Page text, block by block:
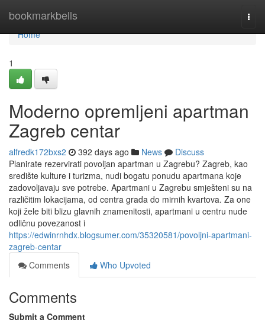
bookmarkbells
Home
Home
1
Moderno opremljeni apartman
Zagreb centar
alfredk172bxs2 392 days ago News
Discuss
Planirate rezervirati povoljan apartman u Zagrebu? Zagreb, kao
središte kulture i turizma, nudi bogatu ponudu apartmana koje
zadovoljavaju sve potrebe. Apartmani u Zagrebu smješteni su na
različitim lokacijama, od centra grada do mirnih kvartova. Za one
koji žele biti blizu glavnih znamenitosti, apartmani u centru nude
odličnu povezanost i
https://edwinrnhdx.blogsumer.com/35320581/povoljni-apartmani-
zagreb-centar
Comments
Who Upvoted
Comments
Submit a Comment